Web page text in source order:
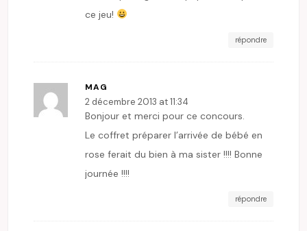
ce jeu!
répondre
MAG
2 décembre 2013 at 11:34
Bonjour et merci pour ce concours.
Le coffret préparer l’arrivée de bébé en
rose ferait du bien à ma sister !!!! Bonne
journée !!!!
répondre